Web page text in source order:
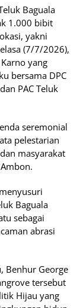
Baguala
1.000 bibit
yakni
(7/7/2026),
yang
bersama DPC
PAC Teluk
seremonial
pelestarian
masyarakat
Baguala
sebagai
abrasi
Benhur George
tersebut
Hijau yang